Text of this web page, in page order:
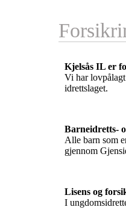
Kjelsås IL er
Vi har
idrettslaget.
Barneidretts-
Alle barn som
gjennom
Lisens og
I